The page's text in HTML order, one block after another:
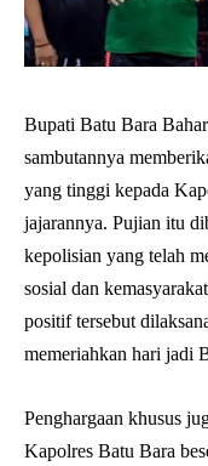
Bupati Batu Bara
sambutannya
yang tinggi kepada
jajarannya. Pujian itu
kepolisian yang telah
sosial dan
positif tersebut
memeriahkan hari jadi
Penghargaan khusus
Kapolres Batu Bara